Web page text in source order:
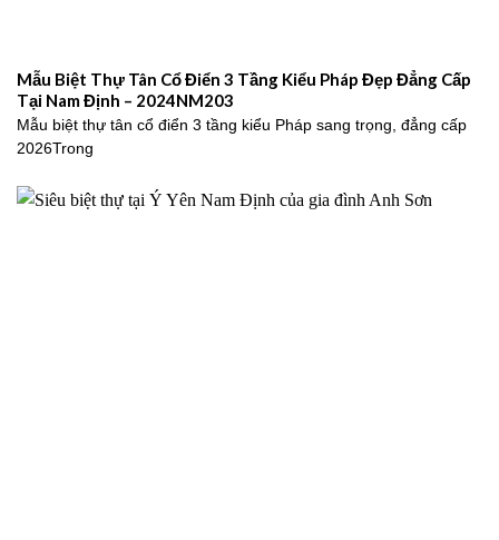
Mẫu Biệt Thự Tân Cổ Điển 3 Tầng Kiểu Pháp Đẹp Đẳng Cấp
Tại Nam Định – 2024NM203
Mẫu biệt thự tân cổ điển 3 tầng kiểu Pháp sang trọng, đẳng cấp
2026Trong